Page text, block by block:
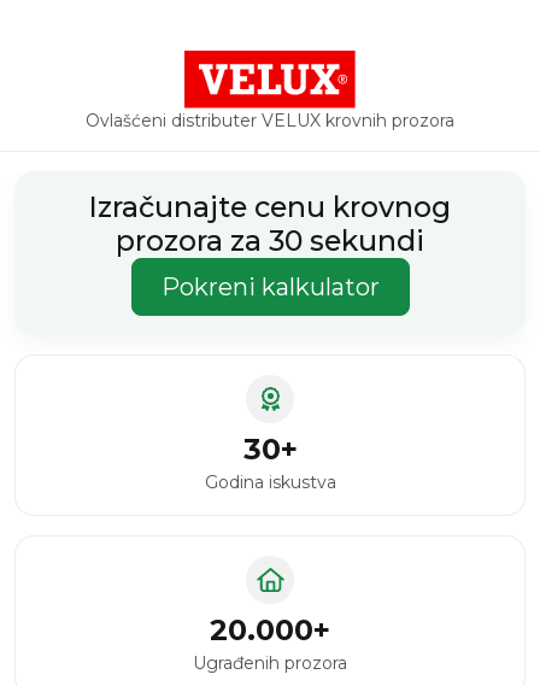
Ovlašćeni distributer VELUX krovnih prozora
Izračunajte cenu krovnog
prozora za 30 sekundi
Pokreni kalkulator
30+
Godina iskustva
20.000+
Ugrađenih prozora